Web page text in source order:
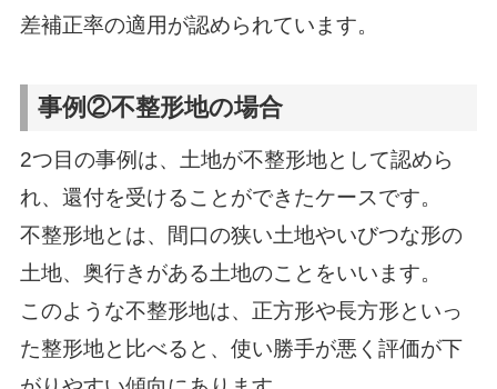
差補正率の適用が認められています。
事例②不整形地の場合
2つ目の事例は、土地が不整形地として認めら
れ、還付を受けることができたケースです。
不整形地とは、間口の狭い土地やいびつな形の
土地、奥行きがある土地のことをいいます。
このような不整形地は、正方形や長方形といっ
た整形地と比べると、使い勝手が悪く評価が下